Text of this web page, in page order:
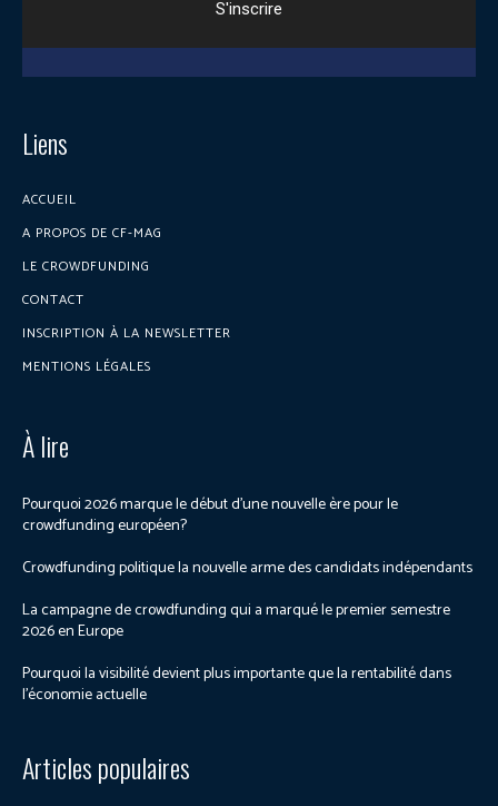
Liens
ACCUEIL
A PROPOS DE CF-MAG
LE CROWDFUNDING
CONTACT
INSCRIPTION À LA NEWSLETTER
MENTIONS LÉGALES
À lire
Pourquoi 2026 marque le début d’une nouvelle ère pour le
crowdfunding européen?
Crowdfunding politique la nouvelle arme des candidats indépendants
La campagne de crowdfunding qui a marqué le premier semestre
2026 en Europe
Pourquoi la visibilité devient plus importante que la rentabilité dans
l’économie actuelle
Articles populaires